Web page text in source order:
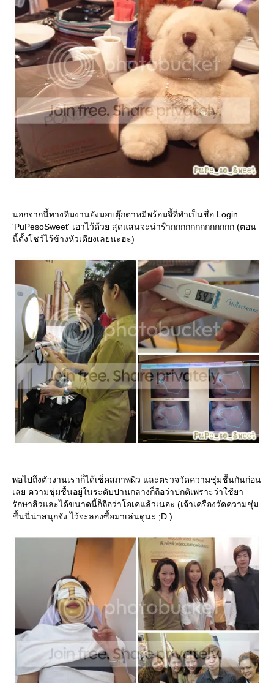
นอกจากนี้ทางทีมงานยังมอบตุ๊กตาหมีพร้อมจี้ที่ทำเป็นชื่อ Login
'PuPesoSweet' เอาไว้ด้วย สุดแสนจะน่าร๊ากกกกกกกกกกกกก (ตอน
นี้ตั้งโชว์ไว้ข้างหัวเตียงเลยนะฮะ)
พอไปถึงตัวงานเราก็ได้เช็คสภาพผิว และตรวจวัดความชุ่มชื้นกันก่อน
เลย ความชุ่มชื้นอยู่ในระดับปานกลางก็ถือว่าปกติเพราะว่าใช้ยา
รักษาสิวและได้ขนาดนี้ก็ถือว่าโอเคแล้วเนอะ (เจ้าเครื่องวัดความชุ่ม
ชื้นนี่น่าสนุกจัง ไว้จะลองซื้อมาเล่นดูนะ ;D )